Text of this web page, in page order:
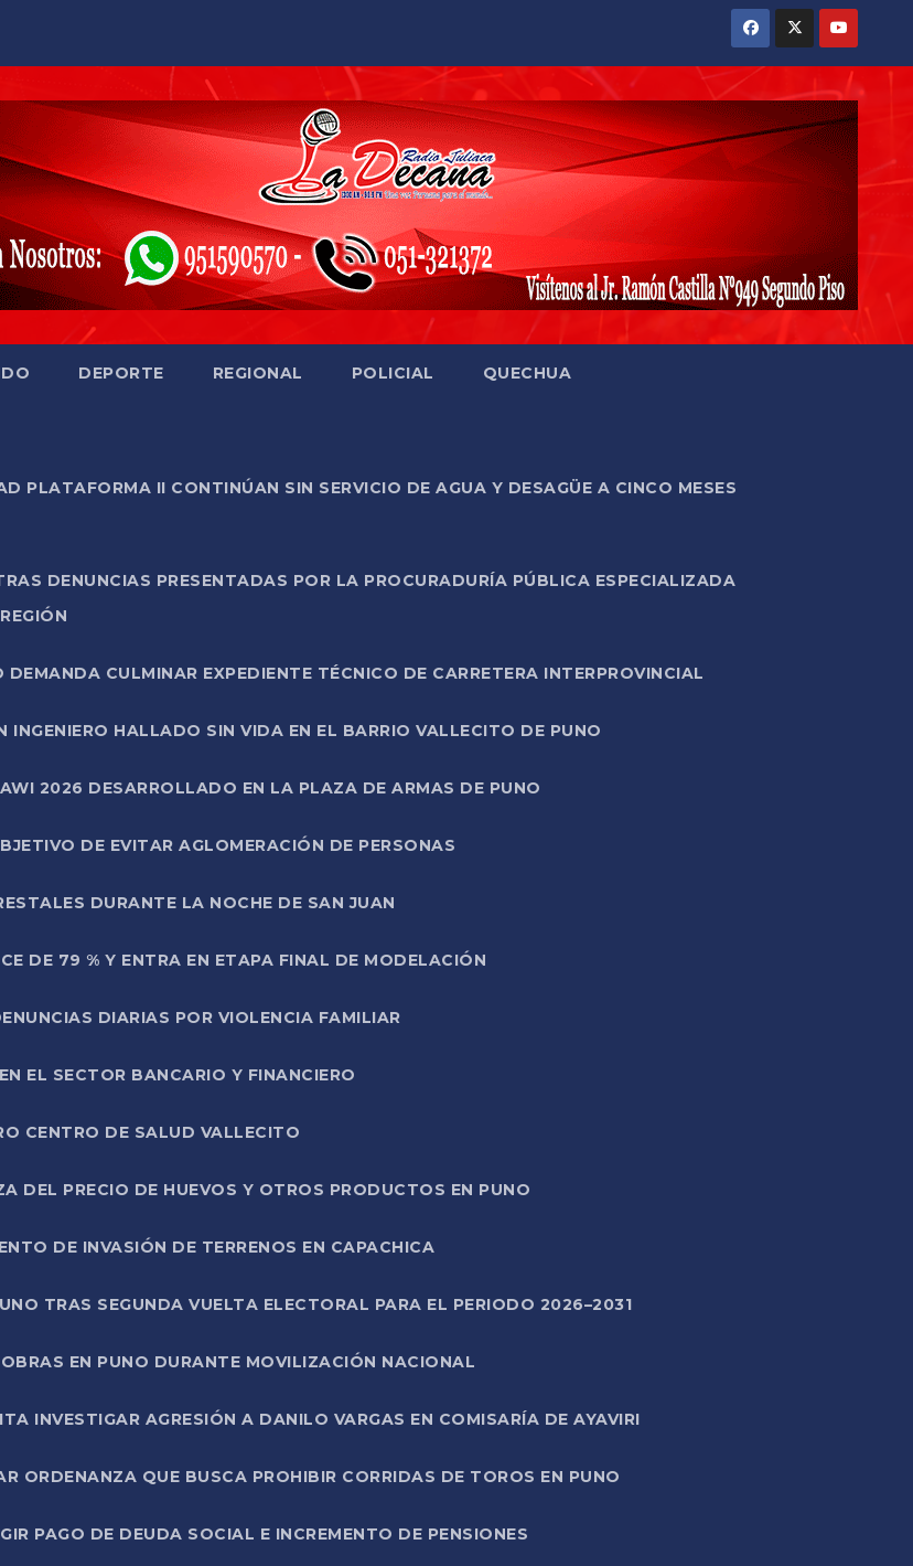
DEPORTE REGIONAL POLICIAL QUECHUA
PLATAFORMA II CONTINÚAN SIN SERVICIO DE AGUA Y DESAGÜE A CINCO MESES
DENUNCIAS PRESENTADAS POR LA PROCURADURÍA PÚBLICA ESPECIALIZADA
CULMINAR EXPEDIENTE TÉCNICO DE CARRETERA INTERPROVINCIAL
HALLADO SIN VIDA EN EL BARRIO VALLECITO DE PUNO
2026 DESARROLLADO EN LA PLAZA DE ARMAS DE PUNO
DE EVITAR AGLOMERACIÓN DE PERSONAS
DURANTE LA NOCHE DE SAN JUAN
DE 79 % Y ENTRA EN ETAPA FINAL DE MODELACIÓN
DIARIAS POR VIOLENCIA FAMILIAR
EL SECTOR BANCARIO Y FINANCIERO
CENTRO DE SALUD VALLECITO
DEL PRECIO DE HUEVOS Y OTROS PRODUCTOS EN PUNO
DE INVASIÓN DE TERRENOS EN CAPACHICA
TRAS SEGUNDA VUELTA ELECTORAL PARA EL PERIODO 2026–2031
EN PUNO DURANTE MOVILIZACIÓN NACIONAL
INVESTIGAR AGRESIÓN A DANILO VARGAS EN COMISARÍA DE AYAVIRI
ORDENANZA QUE BUSCA PROHIBIR CORRIDAS DE TOROS EN PUNO
PAGO DE DEUDA SOCIAL E INCREMENTO DE PENSIONES